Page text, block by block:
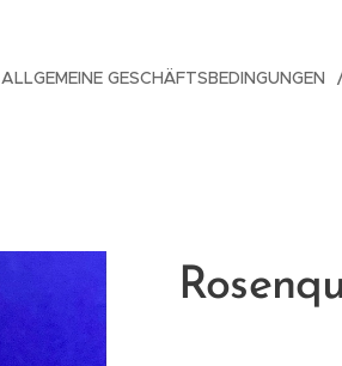
ALLGEMEINE GESCHÄFTSBEDINGUNGEN